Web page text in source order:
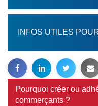
INFOS UTILES
Pourquoi créer ou
commerçants ?